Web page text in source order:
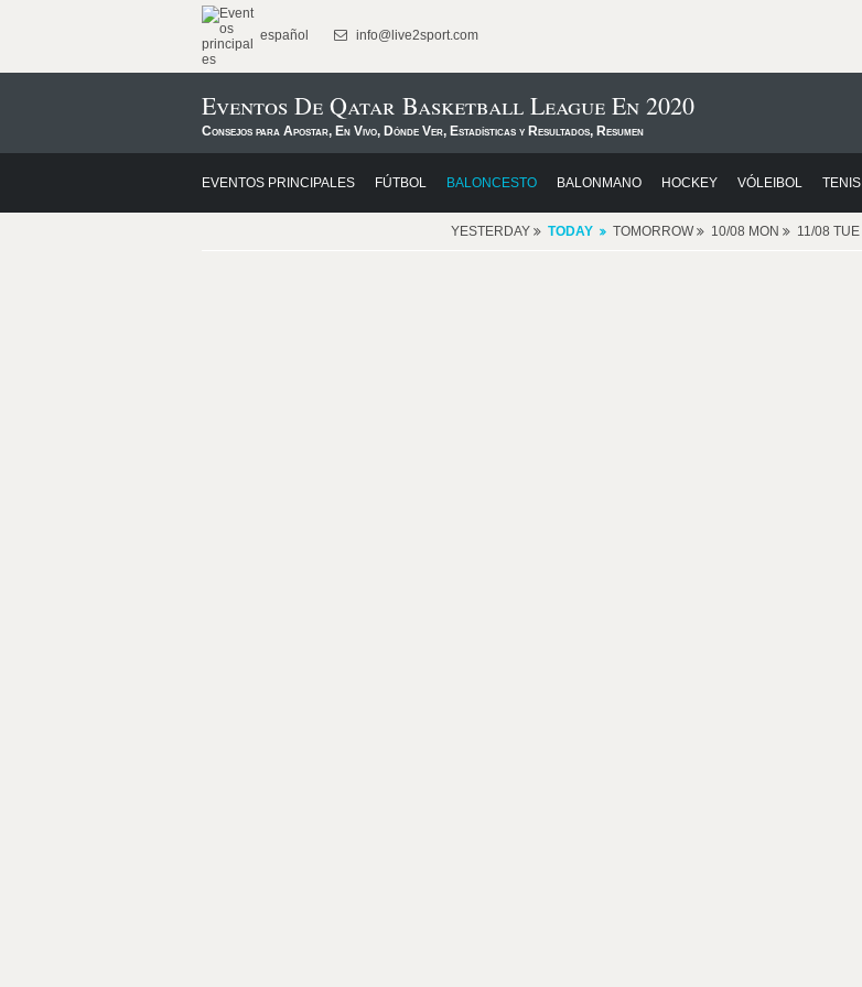
español info@live2sport.com
Eventos De Qatar Basketball League En 2020
Consejos para Apostar, En Vivo, Dónde Ver, Estadísticas y Resultados, Resumen
EVENTOS PRINCIPALES FÚTBOL BALONCESTO BALONMANO HOCKEY VÓLEIBOL TENIS
YESTERDAY TODAY TOMORROW 10/08 MON 11/08 TUE